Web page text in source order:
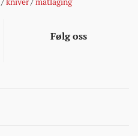
Følg oss